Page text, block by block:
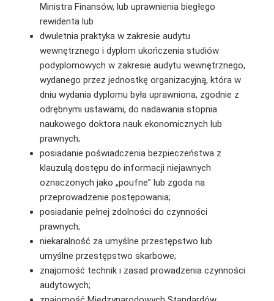
Ministra Finansów, lub uprawnienia biegłego
rewidenta lub
dwuletnia praktyka w zakresie audytu
wewnętrznego i dyplom ukończenia studiów
podyplomowych w zakresie audytu wewnętrznego,
wydanego przez jednostkę organizacyjną, która w
dniu wydania dyplomu była uprawniona, zgodnie z
odrębnymi ustawami, do nadawania stopnia
naukowego doktora nauk ekonomicznych lub
prawnych;
posiadanie poświadczenia bezpieczeństwa z
klauzulą dostępu do informacji niejawnych
oznaczonych jako „poufne” lub zgoda na
przeprowadzenie postępowania;
posiadanie pełnej zdolności do czynności
prawnych;
niekaralność za umyślne przestępstwo lub
umyślne przestępstwo skarbowe;
znajomość technik i zasad prowadzenia czynności
audytowych;